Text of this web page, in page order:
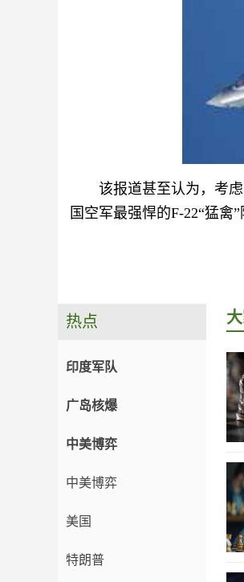
该报道甚至认为，考
国空军最强悍的F-22“猛禽
热点
印度军队
广岛核爆
中美博弈
中美博弈
美国
特朗普